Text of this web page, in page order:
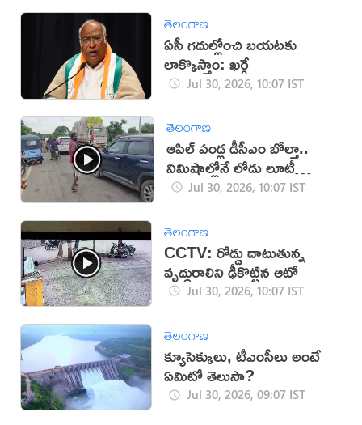
తెలంగాణ
ఏసీ గదుల్లోంచి బయటకు
లాక్కొస్తాం: ఖర్గే
Jul 30, 2026, 10:07 IST
తెలంగాణ
ఆపిల్‌ పండ్ల డీసీఎం బోల్తా..
నిమిషాల్లోనే లోడు లూటీ
(వీడియో)
Jul 30, 2026, 10:07 IST
తెలంగాణ
CCTV: రోడ్డు దాటుతున్న
వృద్ధురాలిని ఢీకొట్టిన ఆటో
Jul 30, 2026, 10:07 IST
తెలంగాణ
క్యూసెక్కులు, టీఎంసీలు అంటే
ఏమిటో తెలుసా?
Jul 30, 2026, 09:07 IST